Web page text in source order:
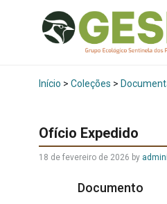
Início > Coleções >
Ofício Expedido
18 de fevereiro de 2026 by
Documento